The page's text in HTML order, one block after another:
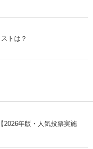
トは？
2026年版・人気投票実施